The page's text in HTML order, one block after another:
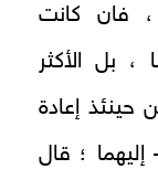
، فان كانت
بل الأكثر
حينئذ إعادة
إليهما ؛ قال